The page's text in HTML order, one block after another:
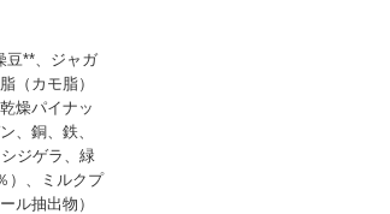
豆**、ジャガ
（カモ脂）
燥パイナッ
、銅、鉄、
ジゲラ、緑
）、ミルクプ
ル抽出物）